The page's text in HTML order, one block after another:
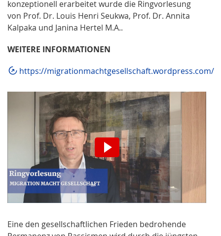
konzeptionell erarbeitet wurde die Ringvorlesung
von Prof. Dr. Louis Henri Seukwa, Prof. Dr. Annita
Kalpaka und Janina Hertel M.A..
WEITERE INFORMATIONEN
https://migrationmachtgesellschaft.wordpress.com/
Wir möchten Sie darauf hinweisen, dass nach
der Aktivierung Daten an den jeweiligen
Anbieter übermittelt werden.
Video aktivieren.
Eine den gesellschaftlichen Frieden bedrohende